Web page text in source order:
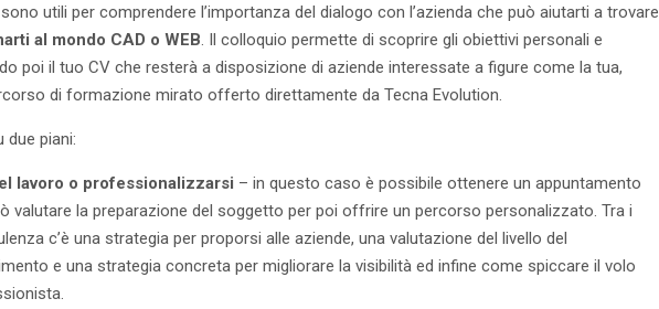
utili per comprendere l’importanza del dialogo con l’azienda che può aiutarti a trovare
al mondo CAD o WEB. Il colloquio permette di scoprire gli obiettivi personali e
poi il tuo CV che resterà a disposizione di aziende interessate a figure come la tua,
di formazione mirato offerto direttamente da Tecna Evolution.
due piani:
lavoro o professionalizzarsi – in questo caso è possibile ottenere un appuntamento
valutare la preparazione del soggetto per poi offrire un percorso personalizzato. Tra i
c’è una strategia per proporsi alle aziende, una valutazione del livello del
e una strategia concreta per migliorare la visibilità ed infine come spiccare il volo